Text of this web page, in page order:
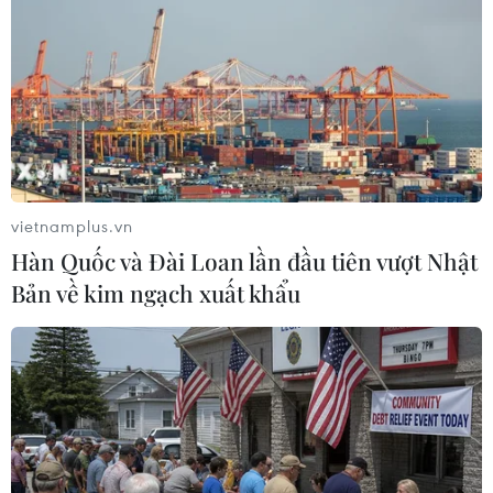
ung thư gan di căn
07/08/2026 04:05
Nga thoái vốn nhà nước khỏi Sân bay
Quốc tế Sheremetyevo
07/08/2026 00:22
Nga thông báo tấn công căn
cứ ngầm của Ukraine
06/08/2026 16:21
Tây Ban Nha: 100 người thiệt mạng
trong vụ vượt biển ồ ạt vào Ceuta
vietnamplus.vn
Hàn Quốc và Đài Loan lần đầu tiên vượt Nhật
Bản về kim ngạch xuất khẩu